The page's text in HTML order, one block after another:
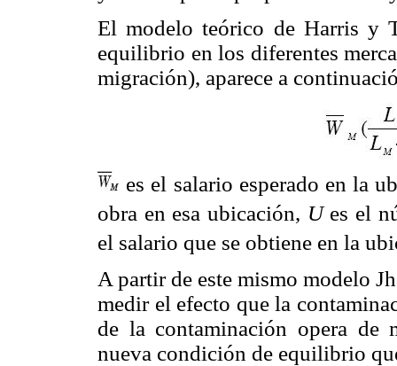
El modelo teórico de Harris y
equilibrio en los diferentes
migración), aparece a
es el salario esperado en la
obra en esa ubicación, Ues el
el salario que se obtiene en la
A partir de este mismo modelo
medir el efecto que la
de la contaminación opera de
nueva condición de equilibrio